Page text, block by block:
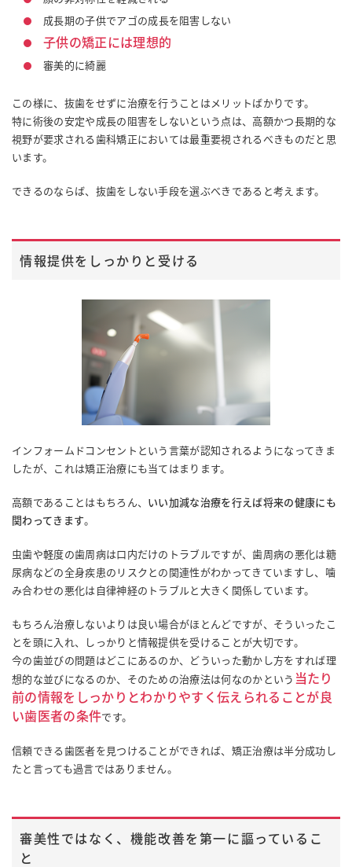
成長期の子供でアゴの成長を阻害しない
子供の矯正には理想的
審美的に綺麗
この様に、抜歯をせずに治療を行うことはメリットばかりです。
特に術後の安定や成長の阻害をしないという点は、高額かつ長期的な
視野が要求される歯科矯正においては最重要視されるべきものだと思
います。
できるのならば、抜歯をしない手段を選ぶべきであると考えます。
情報提供をしっかりと受ける
インフォームドコンセントという言葉が認知されるようになってきま
したが、これは矯正治療にも当てはまります。
高額であることはもちろん、 いい加減な治療を行えば将来の健康にも
関わってきます。
虫歯や軽度の歯周病は口内だけのトラブルですが、歯周病の悪化は糖
尿病などの全身疾患のリスクとの関連性がわかってきていますし、噛
み合わせの悪化は自律神経のトラブルと大きく関係しています。
もちろん治療しないよりは良い場合がほとんどですが、そういったこ
とを頭に入れ、しっかりと情報提供を受けることが大切です。
今の歯並びの問題はどこにあるのか、どういった動かし方をすれば理
想的な並びになるのか、そのための治療法は何なのかという 当たり
前の情報をしっかりとわかりやすく伝えられることが良
い歯医者の条件です。
信頼できる歯医者を見つけることができれば、矯正治療は半分成功し
たと言っても過言ではありません。
審美性ではなく、機能改善を第一に謳っているこ
と